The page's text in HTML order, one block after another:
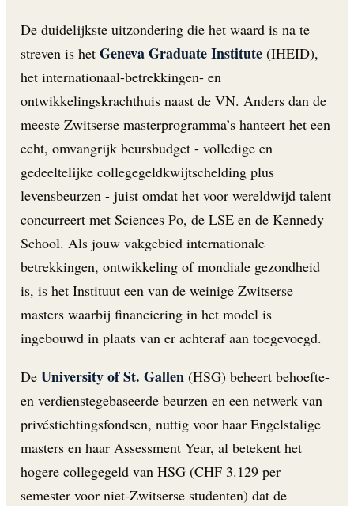
De duidelijkste uitzondering die het waard is na te
streven is het Geneva Graduate Institute (IHEID),
het internationaal-betrekkingen- en
ontwikkelingskrachthuis naast de VN. Anders dan de
meeste Zwitserse masterprogramma’s hanteert het een
echt, omvangrijk beursbudget - volledige en
gedeeltelijke collegegeldkwijtschelding plus
levensbeurzen - juist omdat het voor wereldwijd talent
concurreert met Sciences Po, de LSE en de Kennedy
School. Als jouw vakgebied internationale
betrekkingen, ontwikkeling of mondiale gezondheid
is, is het Instituut een van de weinige Zwitserse
masters waarbij financiering in het model is
ingebouwd in plaats van er achteraf aan toegevoegd.
De University of St. Gallen (HSG) beheert behoefte-
en verdienstegebaseerde beurzen en een netwerk van
privéstichtingsfondsen, nuttig voor haar Engelstalige
masters en haar Assessment Year, al betekent het
hogere collegegeld van HSG (CHF 3.129 per
semester voor niet-Zwitserse studenten) dat de